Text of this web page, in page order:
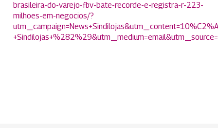
brasileira-do-varejo-fbv-bate-recorde-e-registra-r-223-
milhoes-em-negocios/?